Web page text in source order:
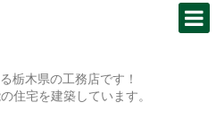
栃木県の工務店です！
住宅を建築しています。